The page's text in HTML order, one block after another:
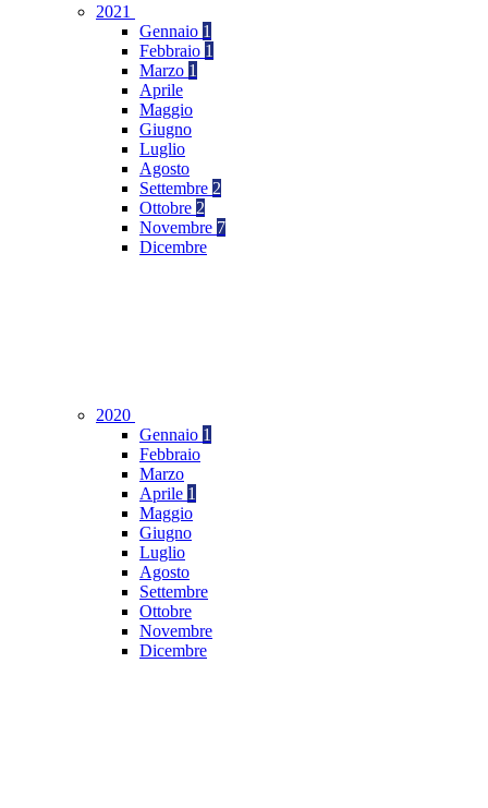
2021
Gennaio 1
Febbraio 1
Marzo 1
Aprile
Maggio
Giugno
Luglio
Agosto
Settembre 2
Ottobre 2
Novembre 7
Dicembre
2020
Gennaio 1
Febbraio
Marzo
Aprile 1
Maggio
Giugno
Luglio
Agosto
Settembre
Ottobre
Novembre
Dicembre